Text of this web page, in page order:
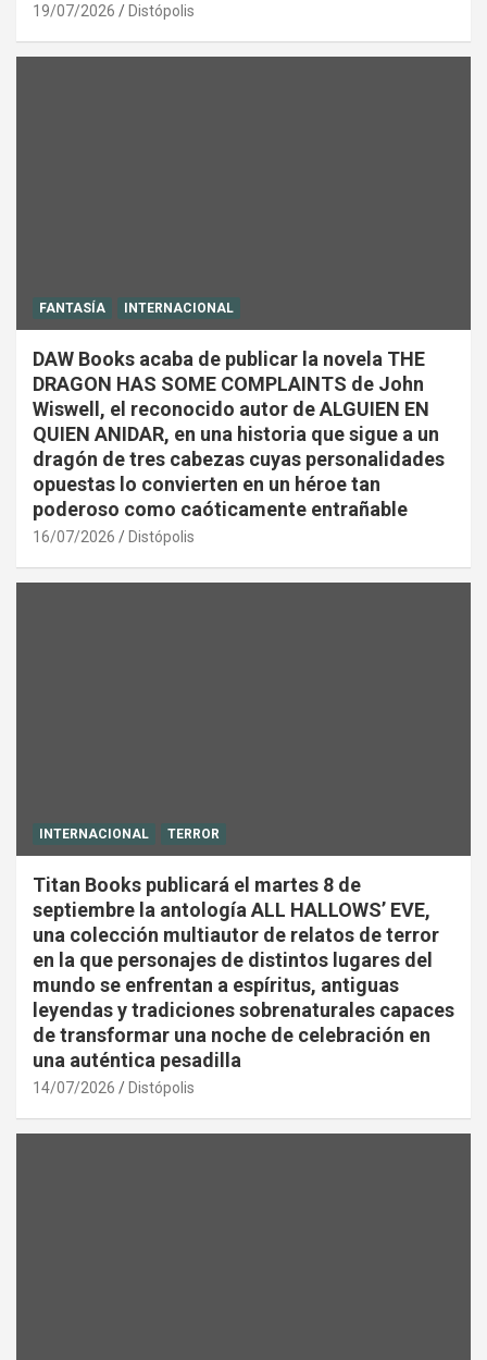
19/07/2026 Distópolis
FANTASÍA INTERNACIONAL
DAW Books acaba de publicar la novela THE
DRAGON HAS SOME COMPLAINTS de John
Wiswell, el reconocido autor de ALGUIEN EN
QUIEN ANIDAR, en una historia que sigue a un
dragón de tres cabezas cuyas personalidades
opuestas lo convierten en un héroe tan
poderoso como caóticamente entrañable
16/07/2026 Distópolis
INTERNACIONAL TERROR
Titan Books publicará el martes 8 de
septiembre la antología ALL HALLOWS’ EVE,
una colección multiautor de relatos de terror
en la que personajes de distintos lugares del
mundo se enfrentan a espíritus, antiguas
leyendas y tradiciones sobrenaturales capaces
de transformar una noche de celebración en
una auténtica pesadilla
14/07/2026 Distópolis